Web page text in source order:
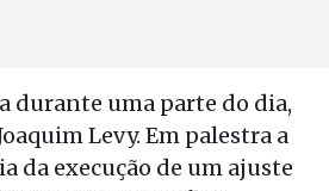
durante uma parte do dia,
Levy. Em palestra a
da execução de um ajuste